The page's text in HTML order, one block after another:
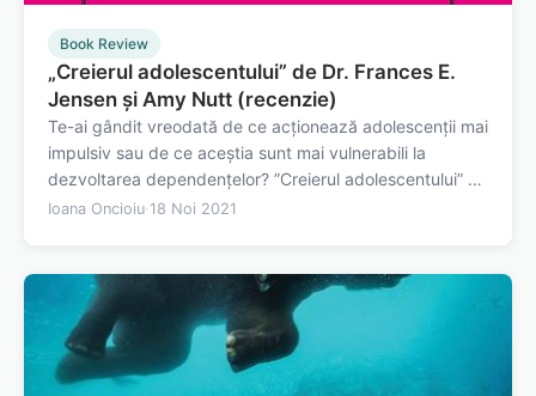
Book Review
„Creierul adolescentului” de Dr. Frances E.
Jensen și Amy Nutt (recenzie)
Te-ai gândit vreodată de ce acționează adolescenții mai
impulsiv sau de ce aceștia sunt mai vulnerabili la
dezvoltarea dependențelor? ”Creierul adolescentului” de
Dr. Frances E. Jensen și Amy Ellis Nutt este un ghid
Ioana Oncioiu· 18 Noi 2021